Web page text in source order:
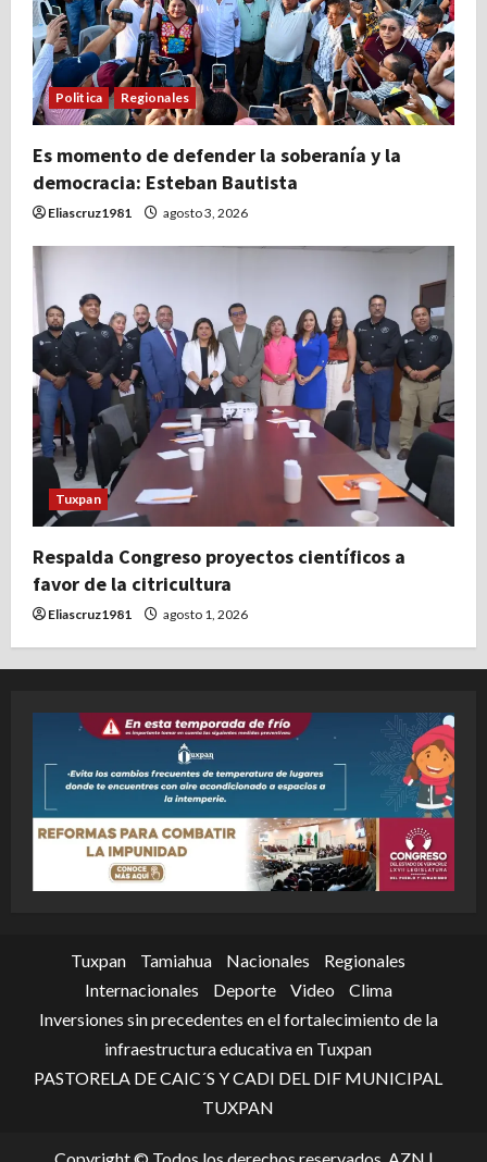
Politica Regionales
Es momento de defender la soberanía y la
democracia: Esteban Bautista
Eliascruz1981 agosto 3, 2026
Tuxpan
Respalda Congreso proyectos científicos a
favor de la citricultura
Eliascruz1981 agosto 1, 2026
Tuxpan Tamiahua Nacionales
Regionales
Internacionales
Deporte Video
Clima
Inversiones sin precedentes en el fortalecimiento de la
infraestructura educativa en Tuxpan
PASTORELA DE CAIC´S Y CADI DEL DIF MUNICIPAL
TUXPAN